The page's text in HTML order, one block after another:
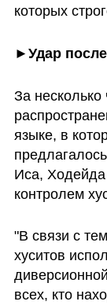
которых
►Удар
За
языке, в
Иса,
контролем
"В связи с
хуситов
всех, кто